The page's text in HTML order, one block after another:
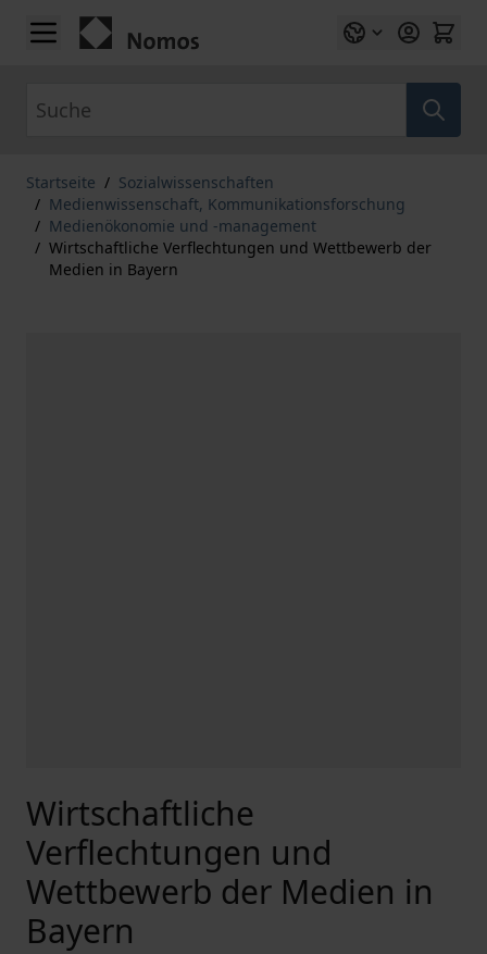
Zum Inhalt springen
Startseite / Sozialwissenschaften
/ Medienwissenschaft, Kommunikationsforschung
/ Medienökonomie und -management
/ Wirtschaftliche Verflechtungen und Wettbewerb der
Medien in Bayern
Wirtschaftliche
Verflechtungen und
Wettbewerb der Medien in
Bayern